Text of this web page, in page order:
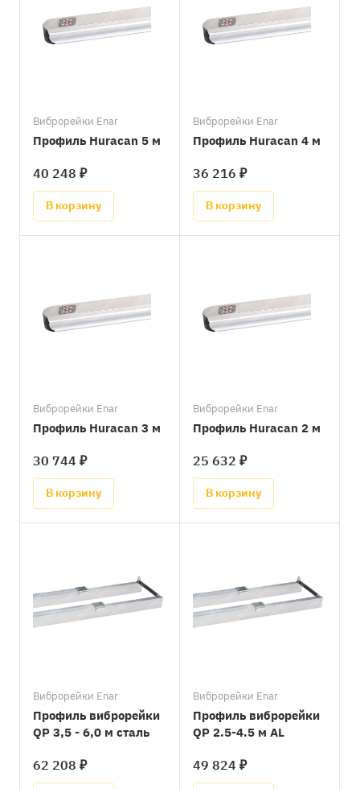
Виброрейки Enar
Профиль Huracan 5 м
40 248 ₽
В корзину
Виброрейки Enar
Профиль Huracan 4 м
36 216 ₽
В корзину
Виброрейки Enar
Профиль Huracan 3 м
30 744 ₽
В корзину
Виброрейки Enar
Профиль Huracan 2 м
25 632 ₽
В корзину
Виброрейки Enar
Профиль виброрейки
QP 3,5 - 6,0 м сталь
62 208 ₽
Виброрейки Enar
Профиль виброрейки
QP 2.5-4.5 м AL
49 824 ₽